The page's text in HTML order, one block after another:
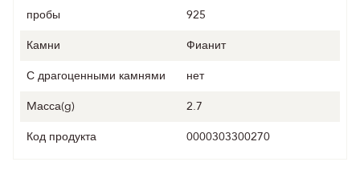
пробы
925
Камни
Фианит
С драгоценными камнями
нет
Mасса(g)
2.7
Код продукта
0000303300270